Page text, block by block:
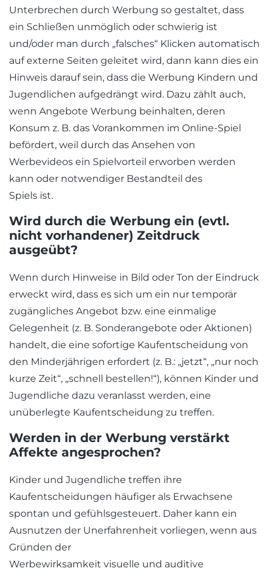
Unterbrechen durch Werbung so gestaltet, dass
ein Schließen unmöglich oder schwierig ist
und/oder man durch „falsches“ Klicken automatisch
auf externe Seiten geleitet wird, dann kann dies ein
Hinweis darauf sein, dass die Werbung Kindern und
Jugendlichen aufgedrängt wird. Dazu zählt auch,
wenn Angebote Werbung beinhalten, deren
Konsum z. B. das Vorankommen im Online-Spiel
befördert, weil durch das Ansehen von
Werbevideos ein Spielvorteil erworben werden
kann oder notwendiger Bestandteil des
Spiels ist.
Wird durch die Werbung ein (evtl.
nicht vorhandener) Zeitdruck
ausgeübt?
Wenn durch Hinweise in Bild oder Ton der Eindruck
erweckt wird, dass es sich um ein nur temporär
zugängliches Angebot bzw. eine einmalige
Gelegenheit (z. B. Sonderangebote oder Aktionen)
handelt, die eine sofortige Kaufentscheidung von
den Minderjährigen erfordert (z. B.: „jetzt“, „nur noch
kurze Zeit“, „schnell bestellen!“), können Kinder und
Jugendliche dazu veranlasst werden, eine
unüberlegte Kaufentscheidung zu treffen.
Werden in der Werbung verstärkt
Affekte angesprochen?
Kinder und Jugendliche treffen ihre
Kaufentscheidungen häufiger als Erwachsene
spontan und gefühlsgesteuert. Daher kann ein
Ausnutzen der Unerfahrenheit vorliegen, wenn aus
Gründen der
Werbewirksamkeit visuelle und auditive